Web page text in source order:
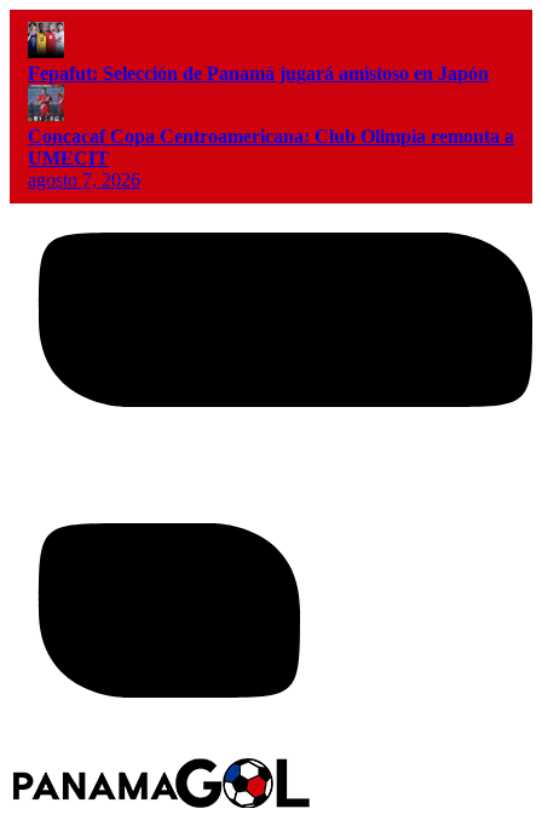
Fepafut: Selección de Panamá jugará amistoso en Japón
Concacaf Copa Centroamericana: Club Olimpia remonta a
UMECIT
agosto 7, 2026